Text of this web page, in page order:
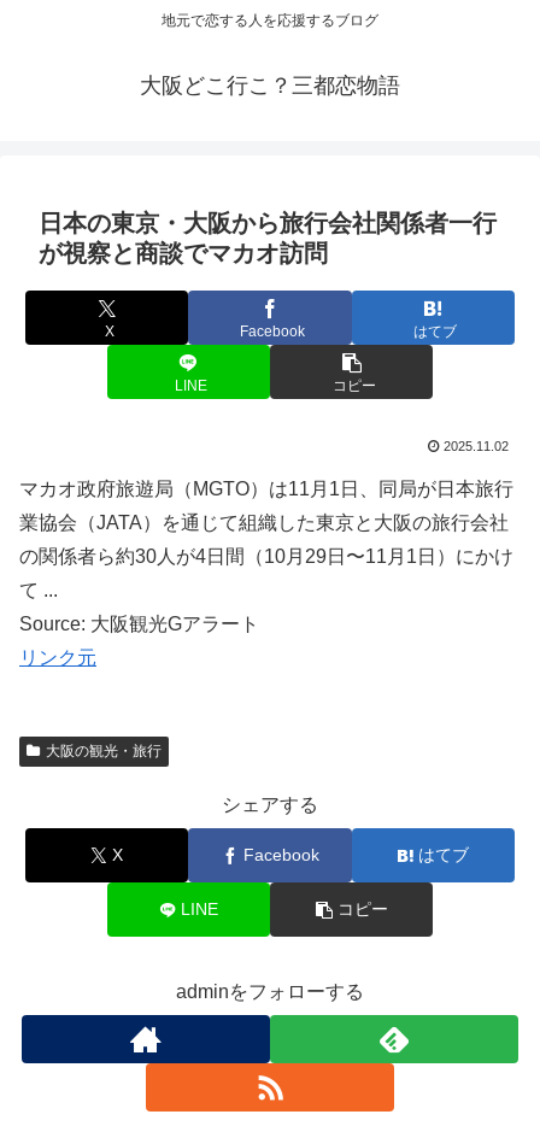
地元で恋する人を応援するブログ
大阪どこ行こ？三都恋物語
日本の東京・ 大阪から旅行会社関係者一行
が視察と商談でマカオ訪問
X Facebook はてブ
LINE コピー
2025.11.02
マカオ政府旅遊局（MGTO）は11月1日、同局が日本旅行
業協会（JATA）を通じて組織した東京と大阪の旅行会社
の関係者ら約30人が4日間（10月29日〜11月1日）にかけ
て ...
Source: 大阪観光Gアラート
リンク元
大阪の観光・旅行
シェアする
X Facebook はてブ
LINE コピー
adminをフォローする